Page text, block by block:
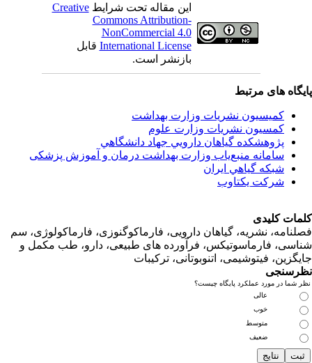
این مقاله تحت شرایط Creative
Commons Attribution-
NonCommercial 4.0
International Licenseقابل
بازنشر است.
های مرتبط
کمیسیون نشریات وزارت بهداشت
کمسیون نشریات وزارت علوم
پژوهشكده گياهان دارويي جهاد دانشگاهي
سامانه منبع‌ياب وزارت بهداشت درمان و آموزش پزشکی
شبكه گياهي ايران
شرکت یکتاوب
کلیدی
نشریه، گیاهان دارویی، فارماکوگنوزی، فارماکولوژی، سم
فارماسوتیکس، فرآورده های طبیعی، دارو، طب مکمل و
فیتوشیمی، اتنوبوتانی، ترکیبات
در مورد عملکرد پایگاه چیست؟
متوسط
ضعیف